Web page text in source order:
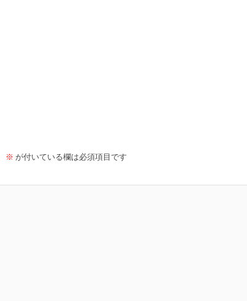
※ が付いている欄は必須項目です